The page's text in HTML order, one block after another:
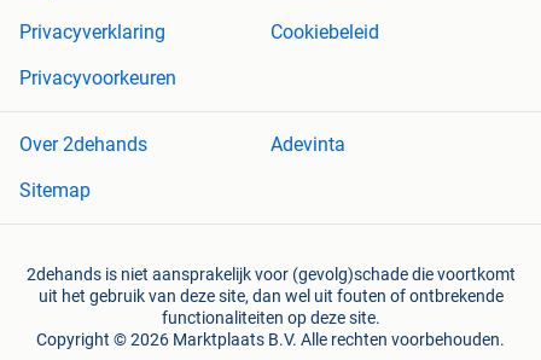
Privacyverklaring
Cookiebeleid
Privacyvoorkeuren
Over 2dehands
Adevinta
Sitemap
2dehands is niet aansprakelijk voor (gevolg)schade die voortkomt
uit het gebruik van deze site, dan wel uit fouten of ontbrekende
functionaliteiten op deze site.
Copyright © 2026 Marktplaats B.V. Alle rechten voorbehouden.